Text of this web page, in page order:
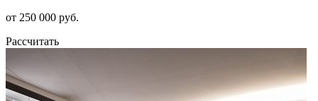
от 250 000 руб.
Рассчитать